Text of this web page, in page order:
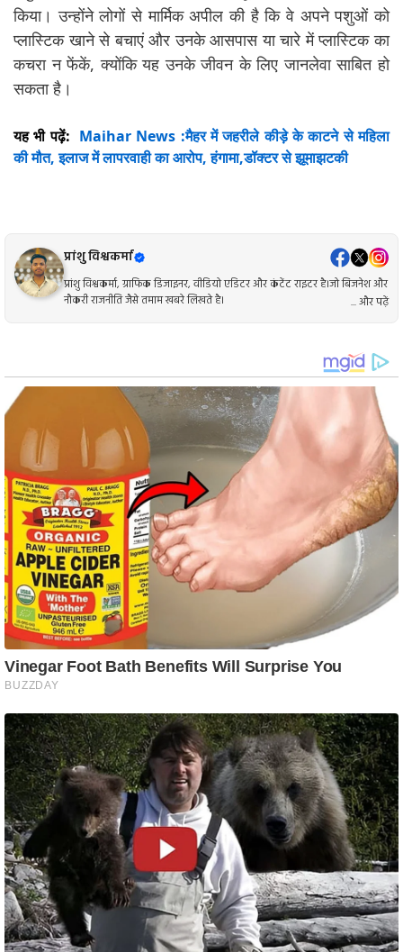
किया। उन्होंने लोगों से मार्मिक अपील की है कि वे अपने पशुओं को
प्लास्टिक खाने से बचाएं और उनके आसपास या चारे में प्लास्टिक का
कचरा न फेंकें, क्योंकि यह उनके जीवन के लिए जानलेवा साबित हो
सकता है।
यह भी पढ़ें: Maihar News :मैहर में जहरीले कीड़े के काटने से महिला
की मौत, इलाज में लापरवाही का आरोप, हंगामा,डॉक्टर से झूमाझटकी
प्रांशु विश्वकर्मा
प्रांशु विश्वकर्मा, ग्राफिक डिजाइनर, वीडियो एडिटर और कंटेंट राइटर है।जो बिजनेश और
नौकरी राजनीति जैसे तमाम खबरे लिखते है।
... और पढ़ें